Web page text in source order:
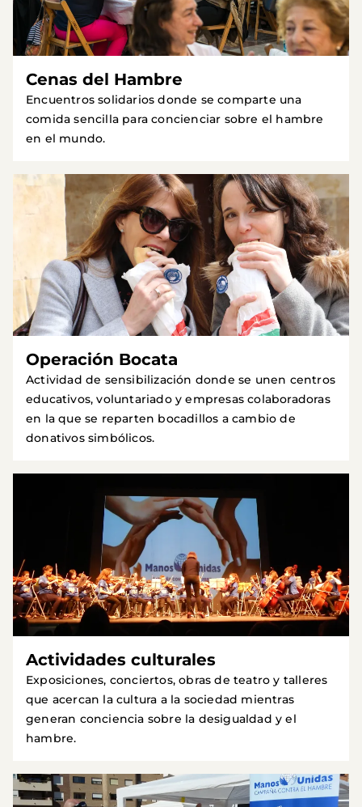
Cenas del Hambre
Encuentros solidarios donde se comparte una
comida sencilla para concienciar sobre el hambre
en el mundo.
Operación Bocata
Actividad de sensibilización donde se unen centros
educativos, voluntariado y empresas colaboradoras
en la que se reparten bocadillos a cambio de
donativos simbólicos.
Actividades culturales
Exposiciones, conciertos, obras de teatro y talleres
que acercan la cultura a la sociedad mientras
generan conciencia sobre la desigualdad y el
hambre.